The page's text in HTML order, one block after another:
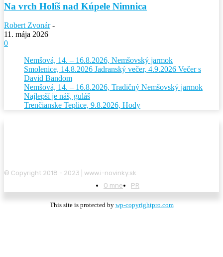
Na vrch Holíš nad Kúpele Nimnica
Robert Zvonár -
11. mája 2026
0
Nemšová, 14. – 16.8.2026, Nemšovský jarmok
Smolenice, 14.8.2026 Jadranský večer, 4.9.2026 Večer s
David Bandom
Nemšová, 14. – 16.8.2026, Tradičný Nemšovský jarmok
Najlepší je náš, guláš
Trenčianske Teplice, 9.8.2026, Hody
© Copyright 2018 - 2023 | www.i-novinky.sk
O mne
PR
This site is protected by wp-copyrightpro.com